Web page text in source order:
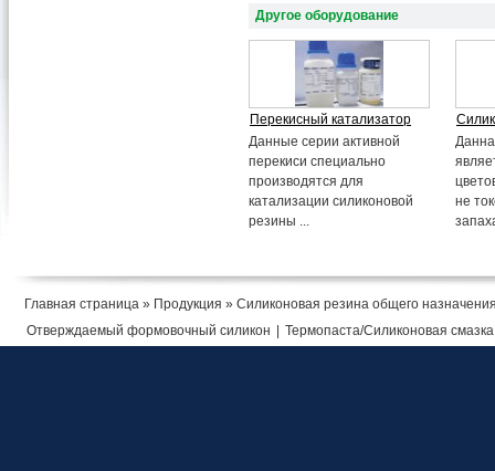
Другое оборудование
Перекисный катализатор
Данные серии активной
перекиси специально
производятся для
катализации силиконовой
резины ...
не
Главная страница » Продукция » Силиконовая резина общего
Отверждаемый формовочный силикон
Термопаста/Силиконовая смазка